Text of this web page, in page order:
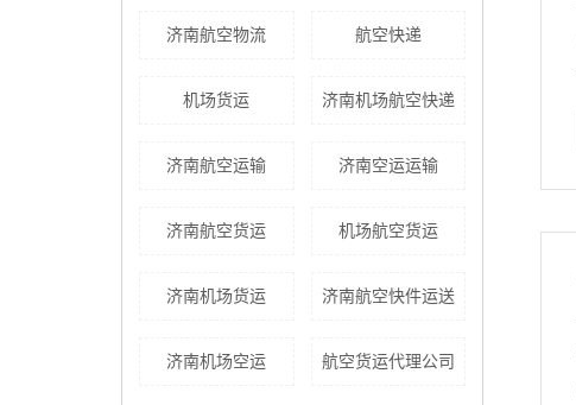
济南航空物流 航空快递
机场货运 济南机场航空快递
济南航空运输 济南空运运输
济南​航空货运 机场航空货运
济南机场货运 济南航空快件运送
济南机场空运 航空货运代理公司